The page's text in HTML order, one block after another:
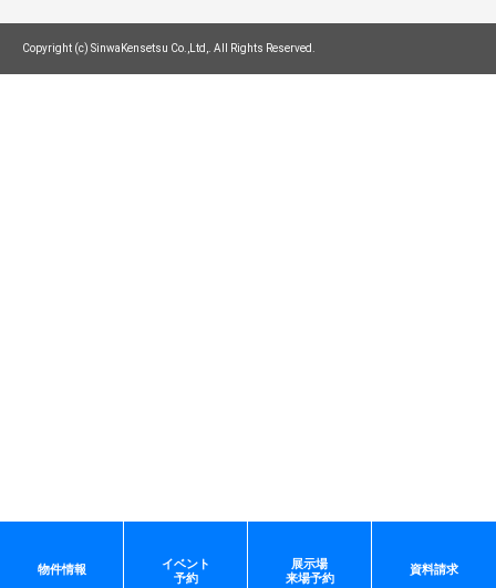
Copyright (c) SinwaKensetsu Co.,Ltd,. All Rights Reserved.
物件情報
イベント
予約
展示場
来場予約
資料請求